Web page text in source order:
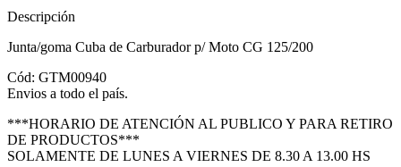
Descripción
Junta/goma Cuba de Carburador p/ Moto CG 125/200
Cód: GTM00940
Envios a todo el país.
***HORARIO DE ATENCIÓN AL PUBLICO Y PARA RETIRO
DE PRODUCTOS***
SOLAMENTE DE LUNES A VIERNES DE 8.30 A 13.00 HS